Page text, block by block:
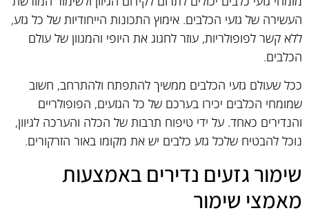
העשירה של גזעי הכלבים. אימוץ התכונות הייחודיות של כל גזע,
ללא קשר לפופולריות, עוזר לחגוג את היופי והמגוון של עולם
הכלבים.
ככל שעולם גזעי הכלבים ממשיך להתפתח ולהתרחב, חשוב
שמומחי הכלבים יכירו בערכם של כל הגזעים, הפופולריים
והנדירים כאחד. על ידי טיפוח תרבות של הכלה והערכה לגיוון,
נוכל להבטיח שלכל גזע כלבים יש את מקומו באור הזרקורים.
שימור גזעים נדירים באמצעות
מאמצי שימור